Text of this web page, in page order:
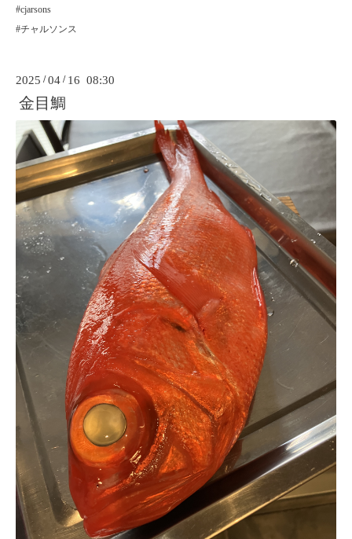
#cjarsons
#チャルソンス
2025 /04 / 16 08:30
金目鯛